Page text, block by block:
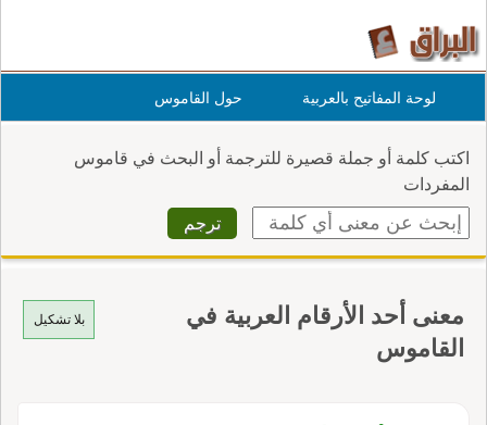
لوحة المفاتيح بالعربية حول القاموس
اكتب كلمة أو جملة قصيرة للترجمة أو البحث في قاموس
المفردات
بلا تشكيل
معنى أحد الأرقام العربية في
القاموس